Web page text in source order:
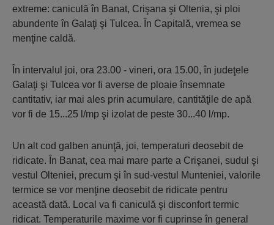
extreme: caniculă în Banat, Crişana şi Oltenia, şi ploi
abundente în Galaţi şi Tulcea. În Capitală, vremea se
menţine caldă.
În intervalul joi, ora 23.00 - vineri, ora 15.00, în judeţele
Galaţi şi Tulcea vor fi averse de ploaie însemnate
cantitativ, iar mai ales prin acumulare, cantităţile de apă
vor fi de 15...25 l/mp şi izolat de peste 30...40 l/mp.
Un alt cod galben anunţă, joi, temperaturi deosebit de
ridicate. În Banat, cea mai mare parte a Crişanei, sudul şi
vestul Olteniei, precum şi în sud-vestul Munteniei, valorile
termice se vor menţine deosebit de ridicate pentru
această dată. Local va fi caniculă şi disconfort termic
ridicat. Temperaturile maxime vor fi cuprinse în general